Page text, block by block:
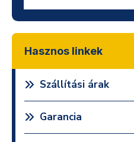
Hasznos linkek
Szállítási árak
Garancia